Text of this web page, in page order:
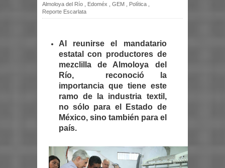
Almoloya del Río
Edoméx GEM Política
Reporte Escarlata
Al reunirse el mandatario
estatal con productores de
mezclilla de Almoloya del
Río, reconoció la
importancia que tiene este
ramo de la industria textil,
no sólo para el Estado de
México, sino también para el
país.